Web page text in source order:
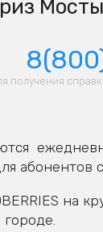
получения
на